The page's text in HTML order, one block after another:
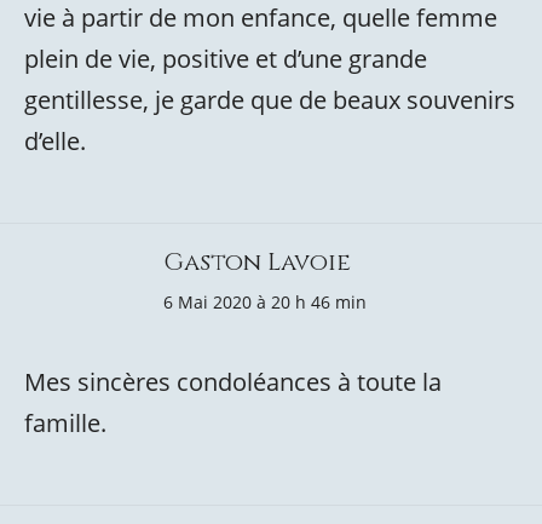
vie à partir de mon enfance, quelle femme
plein de vie, positive et d’une grande
gentillesse, je garde que de beaux souvenirs
d’elle.
Gaston Lavoie
6 Mai 2020 à 20 h 46 min
Mes sincères condoléances à toute la
famille.